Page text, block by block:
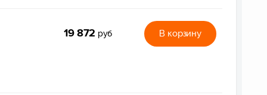
19 872 руб В корзину